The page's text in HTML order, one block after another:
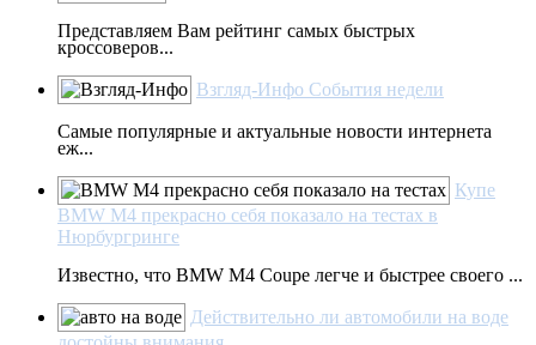
Представляем Вам рейтинг самых быстрых
кроссоверов...
Взгляд-Инфо События недели
Самые популярные и актуальные новости интернета
еж...
Купе
BMW M4 прекрасно себя показало на тестах в
Нюрбургринге
Известно, что BMW M4 Coupe легче и быстрее своего ...
Действительно ли автомобили на воде